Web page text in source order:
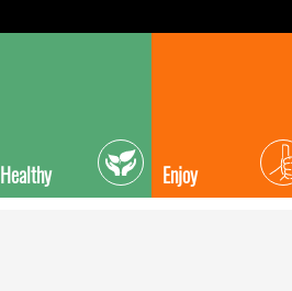
Healthy Enjoy